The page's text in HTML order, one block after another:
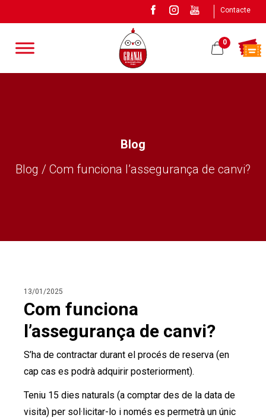
Contacte
0
Blog
Blog / Com funciona l’assegurança de canvi?
13/01/2025
Com funciona
l’assegurança de canvi?
S’ha de contractar durant el procés de reserva (en
cap cas es podrà adquirir posteriorment).
Teniu 15 dies naturals (a comptar des de la data de
visita) per sol·licitar-lo i només es permetrà un únic